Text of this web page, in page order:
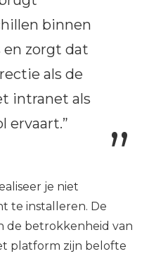
binnen
en zorgt dat
als de
intranet als
ervaart.”
je niet
te installeren. De
de betrokkenheid van
platform zijn belofte